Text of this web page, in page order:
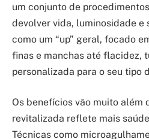
um conjunto de
devolver vida, luminosidade e
como um “up” geral, focado
finas e manchas até flacidez,
personalizada para o seu tipo
Os benefícios vão muito além
revitalizada reflete mais
Técnicas como